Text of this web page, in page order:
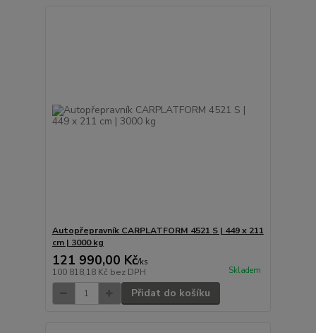
Autopřepravník CARPLATFORM 4521 S | 449 x 211
cm | 3000 kg
121 990,00 Kč/ks
100 818,18 Kč bez DPH Skladem
Přidat do košíku